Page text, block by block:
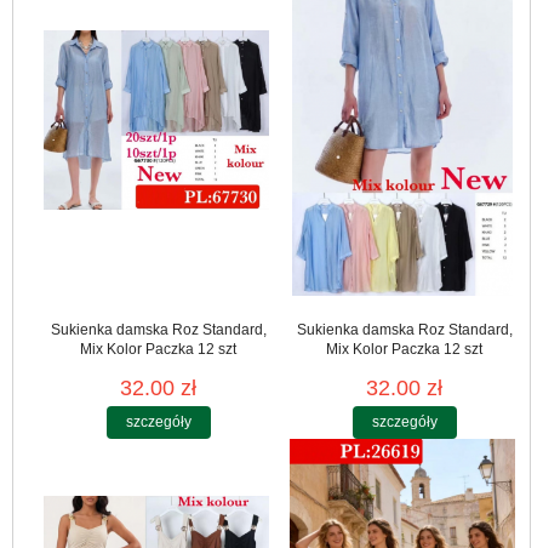
Sukienka damska Roz Standard,
Mix Kolor Paczka 12 szt
32.00 zł
szczegóły
Sukienka damska Roz Standard,
Mix Kolor Paczka 12 szt
32.00 zł
szczegóły